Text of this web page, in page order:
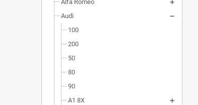
Alfa Roméo
Audi
100
200
50
80
90
A1 8X